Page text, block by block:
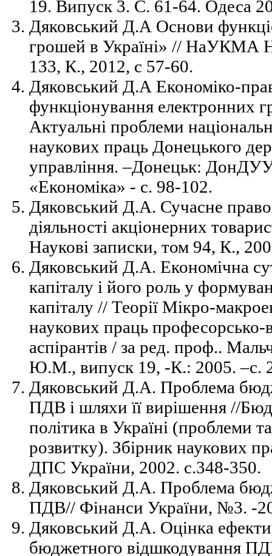
19. Випуск 3. С. 61-64. Одеса
Дяковський Д.А Основи
грошей в Україні» // НаУКМА
133, К., 2012, с 57-60.
Дяковський Д.А Економіко-
функціонування електронних
Актуальні проблеми
наукових праць Донецького
управління. –Донецьк:
«Економіка» - с. 98-102.
Дяковський Д.А. Сучасне
діяльності акціонерних
Наукові записки, том 94, К.,
Дяковський Д.А. Економічна
капіталу і його роль у
капіталу // Теорії Мікро-
наукових праць професорсько-
аспірантів / за ред. проф..
Ю.М., випуск 19, -К.: 2005. –с.
Дяковський Д.А. Проблема
ПДВ і шляхи її вирішення //
політика в Україні (проблеми
розвитку). Збірник наукових
ДПС України, 2002. с.348-350.
Дяковський Д.А. Проблема
ПДВ// Фінанси України, №3. -
Дяковський Д.А. Оцінка
бюджетного відшкодування